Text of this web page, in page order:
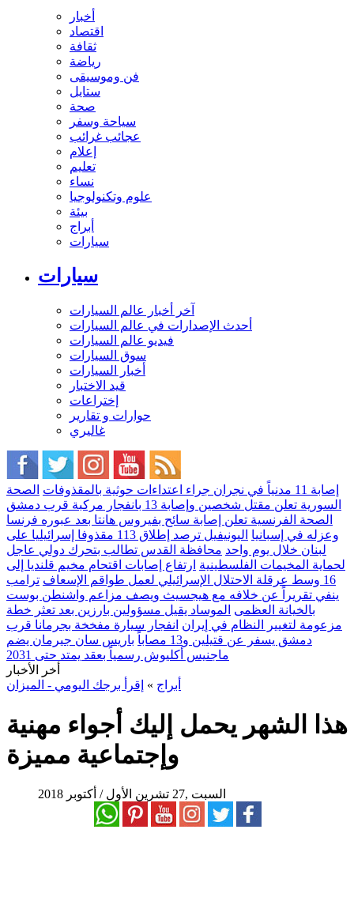
أخبار
اقتصاد
ثقافة
رياضة
فن وموسيقى
ستايل
صحة
سياحة وسفر
عجائب غرائب
إعلام
تعليم
نساء
علوم وتكنولوجيا
بيئة
أبراج
سيارات
سيارات
آخر أخبار عالم السيارات
أحدث الإصدارات في عالم السيارات
فيديو عالم السيارات
سوق السيارات
أخبار السيارات
قيد الاختبار
إختراعات
حوارات و تقارير
غاليري
إصابة 11 مدنياً في نجران جراء اعتداءات حوثية بالمقذوفات
الصحة
السورية تعلن مقتل شخصين وإصابة 13 بانفجار مركبة قرب دمشق
الصحة الفرنسية تعلن إصابة سائح بفيروس هانتا بعد عبوره فرنسا
وعزله في إسبانيا
اليونيفيل ترصد إطلاق 113 مقذوفا إسرائيليا على
لبنان خلال يوم واحد محافظة القدس تطالب بتحرك دولي عاجل
لحماية المخيمات الفلسطينية ارتفاع إصابات اقتحام مخيم قلنديا إلى
16 وسط عرقلة الاحتلال الإسرائيلي لعمل طواقم الإسعاف
ترامب
ينفي تقريراً عن خلافه مع هيجسيث ويصف مزاعم واشنطن بوست
بالخيانة العظمى الموساد يقيل مسؤولين بارزين بعد تعثر خطة
مزعومة لتغيير النظام في إيران انفجار سيارة مفخخة بجرمانا قرب
دمشق يسفر عن قتيلين و13 مصاباً
باريس سان جيرمان يضم
ماجنيس أكليوش رسمياً بعقد يمتد حتى 2031
أخر الأخبار
أبراج » إقرأ برجك اليومي - الميزان
هذا الشهر يحمل إليك أجواء مهنية
وإجتماعية مميزة
السبت ,27 تشرين الأول / أكتوبر 2018